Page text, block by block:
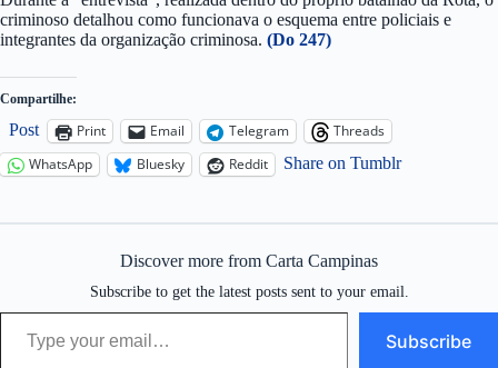
criminoso detalhou como funcionava o esquema entre policiais e
integrantes da organização criminosa. (Do 247)
Compartilhe:
Post Print Email Telegram
Threads
WhatsApp
Bluesky Reddit Share on Tumblr
Discover more from Carta Campinas
Subscribe to get the latest posts sent to your email.
Type your email…
Subscribe